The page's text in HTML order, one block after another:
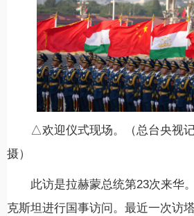
△欢迎仪式现场。（总台央视
摄）
此访是拉赫蒙总统第23次来华
克斯坦进行国事访问。最近一次访